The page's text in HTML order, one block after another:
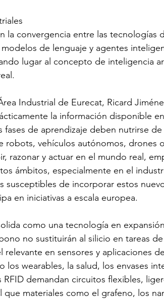
la convergencia entre las tecnologías
de lenguaje y agentes
lugar al concepto de inteligencia
Industrial de Eurecat, Ricard
la información disponible
fases de aprendizaje deben nutrirse
vehículos autónomos, drones
razonar y actuar en el mundo real,
ámbitos, especialmente en el
susceptibles de incorporar estos
en iniciativas a escala europea.
como una tecnología en
no sustituirán al silicio en tareas de
en sensores y aplicaciones
wearables, la salud, los envases
demandan circuitos flexibles,
materiales como el grafeno, los